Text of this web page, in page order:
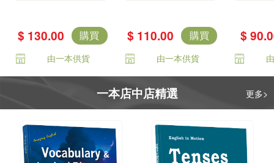
$ 130.00 購買
由一本供貨
$ 110.00 購買
由一本供貨
$
一本店中店精選 更多>